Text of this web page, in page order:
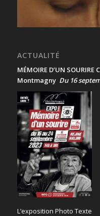
ACTUALITÉ
MÉMOIRE D’UN
Montmagny Du 16
L’exposition Photo Texte